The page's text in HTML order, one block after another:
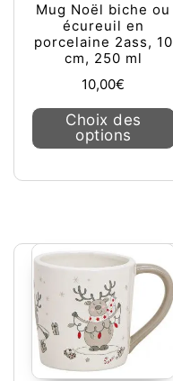
Mug Noël biche ou
écureuil en
porcelaine 2ass, 10
cm, 250 ml
10,00€
Choix des
options